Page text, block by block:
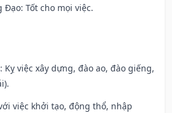
Tốt cho mọi việc.
Kỵ việc xây dựng, đào ao, đào giếng,
việc khởi tạo, động thổ, nhập